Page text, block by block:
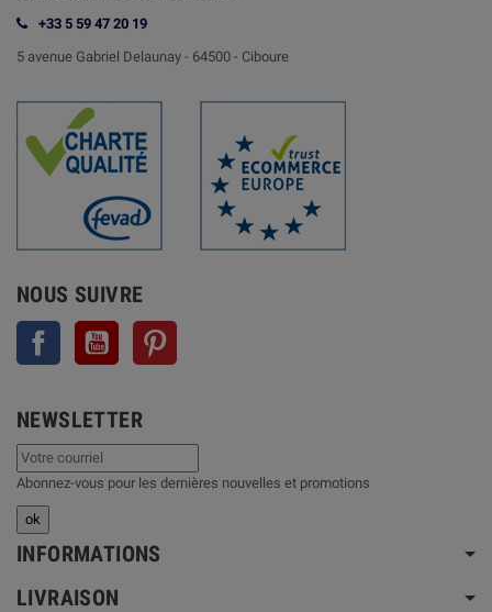
+33 5 59 47 20 19
5 avenue Gabriel Delaunay - 64500 - Ciboure
NOUS SUIVRE
Facebook YouTube
NEWSLETTER
Abonnez-vous pour les dernières nouvelles et promotions
INFORMATIONS
LIVRAISON